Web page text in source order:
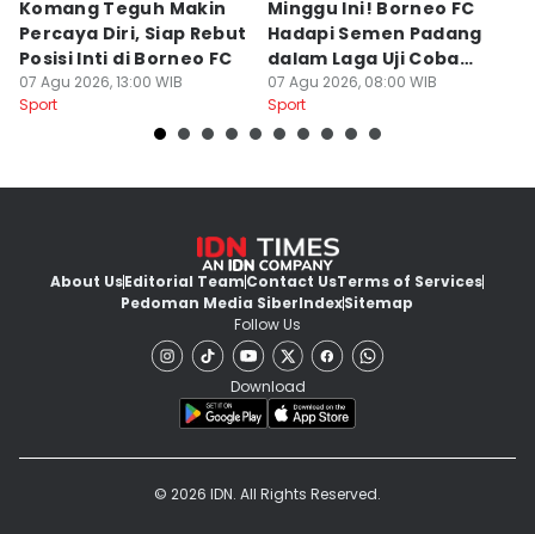
Komang Teguh Makin
Percaya Diri, Siap Rebut
Posisi Inti di Borneo FC
07 Agu 2026, 13:00 WIB
Sport
Minggu Ini! Borneo FC
Hadapi Semen Padang
dalam Laga Uji Coba
Perdana
07 Agu 2026, 08:00 WIB
Sport
About UsEditorial TeamContact UsTerms of Services
Pedoman Media SiberIndexSitemap
Follow Us
Download
© 2026 IDN. All Rights Reserved.